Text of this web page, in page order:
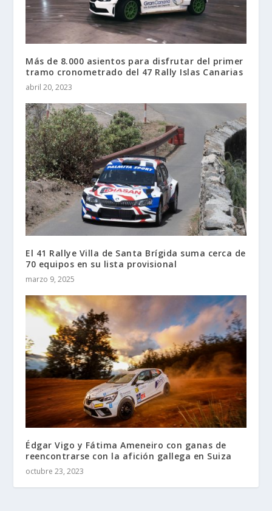
Más de 8.000 asientos para disfrutar del primer
tramo cronometrado del 47 Rally Islas Canarias
abril 20, 2023
El 41 Rallye Villa de Santa Brígida suma cerca de
70 equipos en su lista provisional
marzo 9, 2025
Édgar Vigo y Fátima Ameneiro con ganas de
reencontrarse con la afición gallega en Suiza
octubre 23, 2023